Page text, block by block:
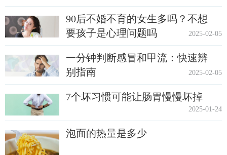
90后不婚不育的女生多吗？不想
要孩子是心理问题吗
2025-02-05
一分钟判断感冒和甲流：快速辨
别指南
2025-02-05
7个坏习惯可能让肠胃慢慢坏掉
2025-01-24
泡面的热量是多少